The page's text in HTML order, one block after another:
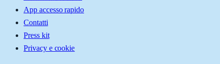
App accesso rapido
Contatti
Press kit
Privacy e cookie